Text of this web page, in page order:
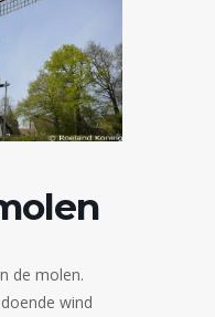
de molen.
wind